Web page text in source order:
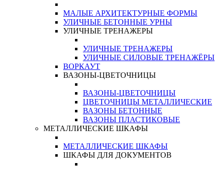
МАЛЫЕ АРХИТЕКТУРНЫЕ ФОРМЫ
УЛИЧНЫЕ БЕТОННЫЕ УРНЫ
УЛИЧНЫЕ ТРЕНАЖЕРЫ
УЛИЧНЫЕ ТРЕНАЖЕРЫ
УЛИЧНЫЕ СИЛОВЫЕ ТРЕНАЖЁРЫ
ВОРКАУТ
ВАЗОНЫ-ЦВЕТОЧНИЦЫ
ВАЗОНЫ-ЦВЕТОЧНИЦЫ
ЦВЕТОЧНИЦЫ МЕТАЛЛИЧЕСКИЕ
ВАЗОНЫ БЕТОННЫЕ
ВАЗОНЫ ПЛАСТИКОВЫЕ
МЕТАЛЛИЧЕСКИЕ ШКАФЫ
МЕТАЛЛИЧЕСКИЕ ШКАФЫ
ШКАФЫ ДЛЯ ДОКУМЕНТОВ